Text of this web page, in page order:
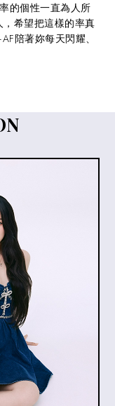
的個性一直為人所
希望把這樣的率真
陪著妳每天閃耀、